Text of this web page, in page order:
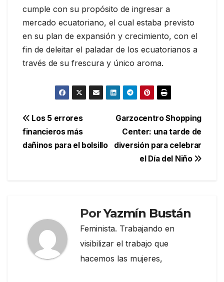
cumple con su propósito de ingresar a
mercado ecuatoriano, el cual estaba previsto
en su plan de expansión y crecimiento, con el
fin de deleitar el paladar de los ecuatorianos a
través de su frescura y único aroma.
Navegación
de
Garzocentro Shopping
Center: una tarde de
diversión para celebrar
el Día del Niño
Los 5 errores
financieros más
dañinos para el bolsillo
PorYazmín Bustán
Feminista. Trabajando en
visibilizar el trabajo que
hacemos las mujeres,